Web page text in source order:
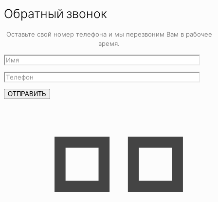
Обратный звонок
Оставьте свой номер телефона и мы перезвоним Вам в рабочее
время.